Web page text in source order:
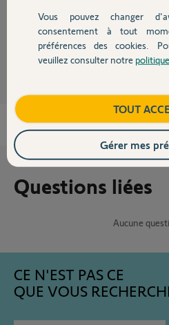
Devis avec un pro
Contact
Poster le N° de PIN
JACKY M. il y a plus de 2
Questions liées
Aucune
CE N'EST PAS CE
QUE VOUS
Vous pouvez changer
consentement à tout
préférences des cookies.
veuillez consulter notre
TOUT
Gérer mes